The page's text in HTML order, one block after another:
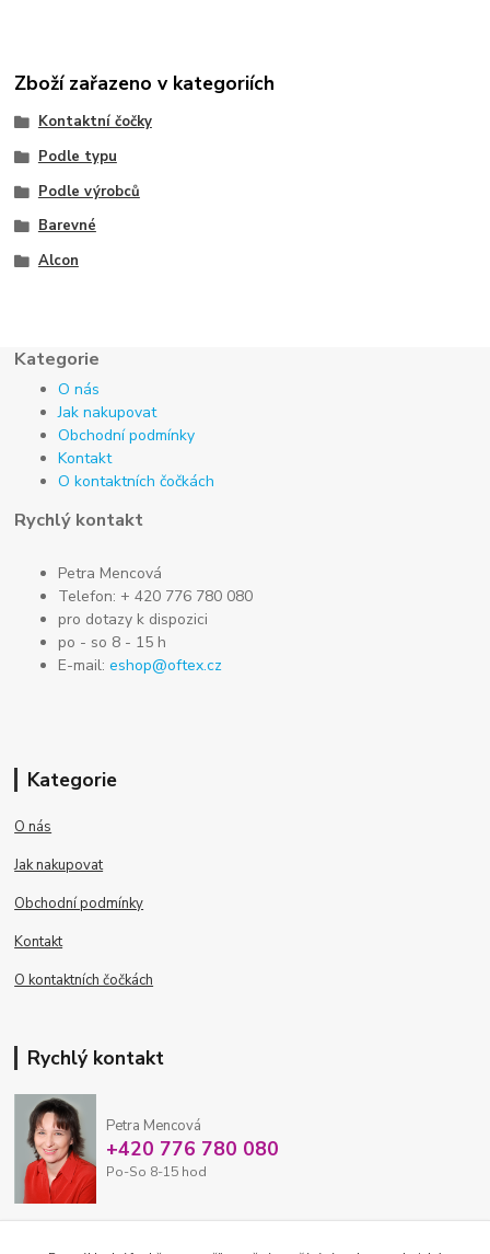
Zboží zařazeno v kategoriích
Kontaktní čočky
Podle typu
Podle výrobců
Barevné
Alcon
Kategorie
O nás
Jak nakupovat
Obchodní podmínky
Kontakt
O kontaktních čočkách
Rychlý kontakt
Petra Mencová
Telefon: + 420 776 780 080
pro dotazy k dispozici
po - so 8 - 15 h
E-mail:eshop@oftex.cz
Kategorie
O nás
Jak nakupovat
Obchodní podmínky
Kontakt
O kontaktních čočkách
Rychlý kontakt
Petra Mencová
+420 776 780 080
Po-So 8-15 hod